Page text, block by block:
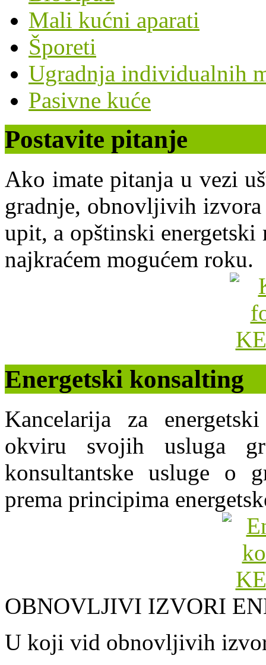
Mali kućni aparati
Šporeti
Ugradnja individualnih
Pasivne kuće
Postavite pitanje
Ako imate pitanja u vezi
gradnje, obnovljivih izvora
upit, a opštinski energetski
najkraćem mogućem roku.
Energetski konsalting
Kancelarija za
okviru svojih usluga
konsultantske usluge o
prema principima
OBNOVLJIVI IZVORI
U koji vid obnovljivih